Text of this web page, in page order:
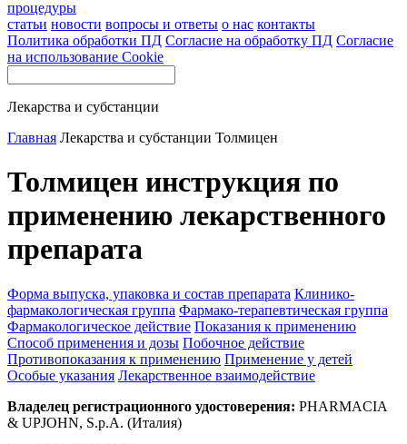
процедуры
статьи новости вопросы и ответы о нас контакты
Политика обработки ПД Согласие на обработку ПД Согласие
на использование Cookie
Лекарства и субстанции
Главная Лекарства и субстанции Толмицен
Толмицен инструкция по
применению лекарственного
препарата
Форма выпуска, упаковка и состав препарата Клинико-
фармакологическая группа Фармако-терапевтическая группа
Фармакологическое действие Показания к применению
Способ применения и дозы Побочное действие
Противопоказания к применению Применение у детей
Особые указания Лекарственное взаимодействие
Владелец регистрационного удостоверения: PHARMACIA
& UPJOHN, S.p.A. (Италия)